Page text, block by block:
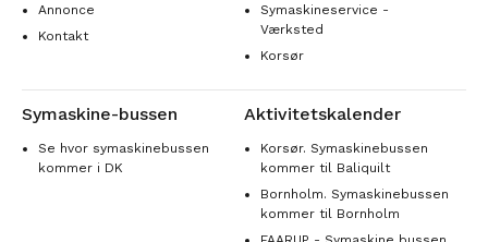
Annonce
Kontakt
Symaskineservice -
Værksted
Korsør
Symaskine-bussen
Se hvor symaskinebussen
kommer i DK
Aktivitetskalender
Korsør. Symaskinebussen
kommer til Baliquilt
Bornholm. Symaskinebussen
kommer til Bornholm